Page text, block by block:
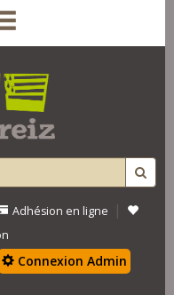
Adhésion en ligne |
Connexion Admin